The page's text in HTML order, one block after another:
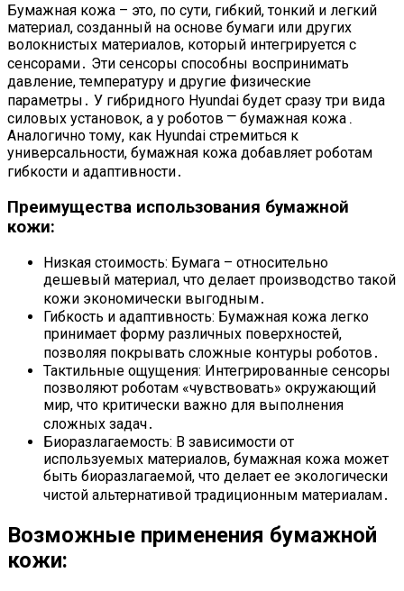
Бумажная кожа – это, по сути, гибкий, тонкий и легкий
материал, созданный на основе бумаги или других
волокнистых материалов, который интегрируется с
сенсорами․ Эти сенсоры способны воспринимать
давление, температуру и другие физические
параметры․ У гибридного Hyundai будет сразу три вида
силовых установок, а у роботов ⎻ бумажная кожа․
Аналогично тому, как Hyundai стремиться к
универсальности, бумажная кожа добавляет роботам
гибкости и адаптивности․
Преимущества использования бумажной
кожи:
Низкая стоимость: Бумага – относительно
дешевый материал, что делает производство такой
кожи экономически выгодным․
Гибкость и адаптивность: Бумажная кожа легко
принимает форму различных поверхностей,
позволяя покрывать сложные контуры роботов․
Тактильные ощущения: Интегрированные сенсоры
позволяют роботам «чувствовать» окружающий
мир, что критически важно для выполнения
сложных задач․
Биоразлагаемость: В зависимости от
используемых материалов, бумажная кожа может
быть биоразлагаемой, что делает ее экологически
чистой альтернативой традиционным материалам․
Возможные применения бумажной
кожи: